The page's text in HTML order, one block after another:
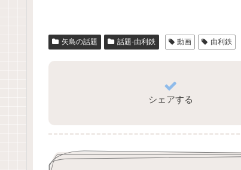
矢島の話題 話題-由利鉄 動画 由利鉄
シェアする